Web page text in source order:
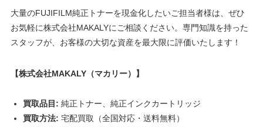
大量のFUJIFILM純正トナーを現金化したいご担当者様は、ぜひ
お気軽に株式会社MAKALYにご相談ください。専門知識を持った
スタッフが、お客様の大切な資産を最大限に評価いたします！
【株式会社MAKALY（マカリー）】
買取品目: 純正トナー、純正インクカートリッジ
買取方法: 宅配買取（全国対応・送料無料）